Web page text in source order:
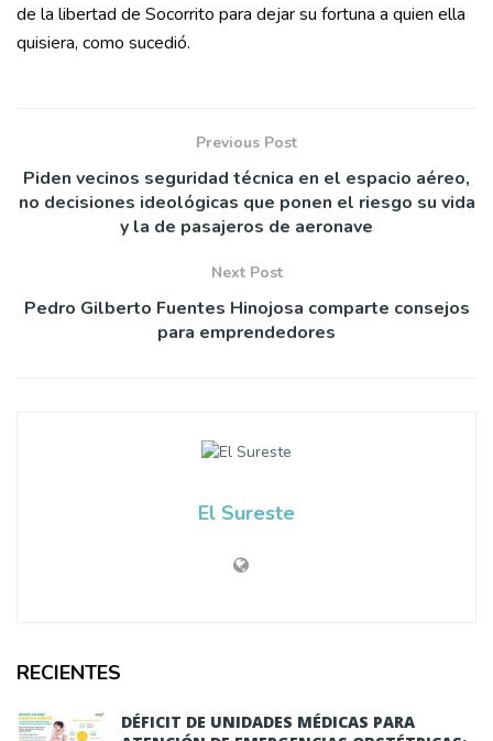
de la libertad de Socorrito para dejar su fortuna a quien ella
quisiera, como sucedió.
Previous Post
Piden vecinos seguridad técnica en el espacio aéreo,
no decisiones ideológicas que ponen el riesgo su vida
y la de pasajeros de aeronave
Next Post
Pedro Gilberto Fuentes Hinojosa comparte consejos
para emprendedores
El Sureste
RECIENTES
DÉFICIT DE UNIDADES MÉDICAS PARA